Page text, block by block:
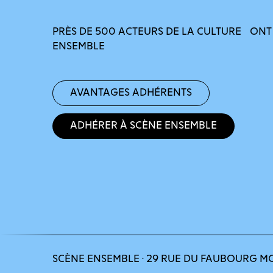
PRÈS DE 500 ACTEURS DE LA CULTURE
ENSEMBLE
Avantages adhérents
Adhérer à Scène Ensemble
SCÈNE ENSEMBLE · 29 RUE DU FAUBOURG